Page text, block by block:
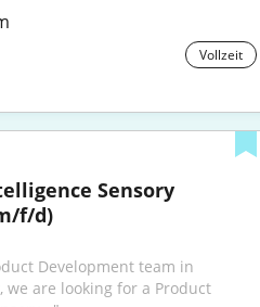
Vollzeit
Sensory
f/d)
we are looking for a Product